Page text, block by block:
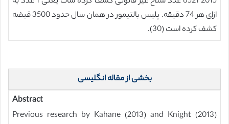
ازای هر 74 دقیقه. پلیس بالتیمور در همان سال حدود 3500 قبضه
کشف کرده است (30).
بخشی از مقاله انگلیسی
Abstract
Previous research by Kahane (2013) and Knight (2013)